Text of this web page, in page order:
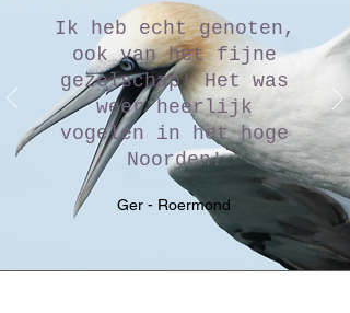
Ik heb echt genoten,
ook van het fijne
gezelschap! Het was
weer heerlijk
vogelen in het hoge
Noorden!
Ger - Roermond